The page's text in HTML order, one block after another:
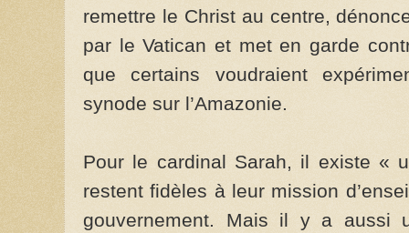
remettre le Christ au centre,
par le Vatican et met en garde
que certains voudraient
synode sur l’Amazonie.
Pour le cardinal Sarah, il existe «
restent fidèles à leur mission
gouvernement. Mais il y a aussi